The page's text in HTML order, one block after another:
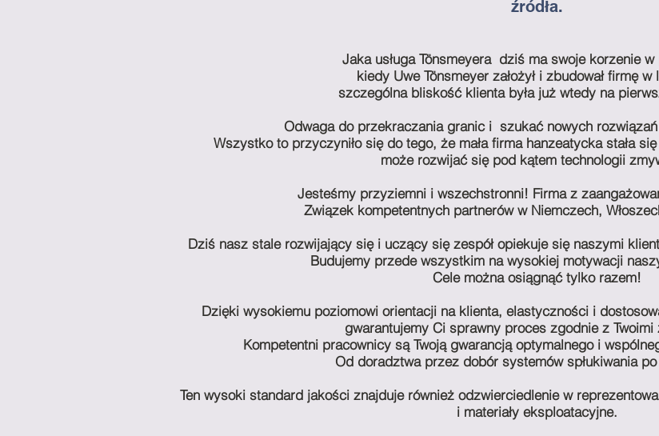
źródła.
Jaka usługa Tönsmeyera dziś ma swoje korzenie w
kiedy Uwe Tönsmeyer założył i zbudował firmę w
szczególna bliskość klienta była już wtedy na
Odwaga do przekraczania granic i szukać nowych rozwiązań
Wszystko to przyczyniło się do tego, że mała firma hanzeatycka stała
może rozwijać się pod kątem technologii
Jesteśmy przyziemni i wszechstronni! Firma z
Związek kompetentnych partnerów w Niemczech,
Dziś nasz stale rozwijający się i uczący się zespół opiekuje się naszymi
Budujemy przede wszystkim na wysokiej motywacji
Cele można osiągnąć tylko razem!
Dzięki wysokiemu poziomowi orientacji na klienta, elastyczności i
gwarantujemy Ci sprawny proces zgodnie z Twoimi
Kompetentni pracownicy są Twoją gwarancją optymalnego i
Od doradztwa przez dobór systemów spłukiwania
Ten wysoki standard jakości znajduje również odzwierciedlenie w
i materiały eksploatacyjne.